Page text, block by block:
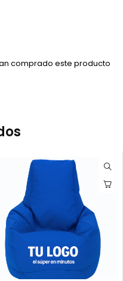
comprado este producto